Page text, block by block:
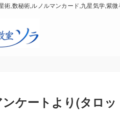
術,数秘術,ルノルマンカード,九星気学,紫
ンケートより(タロ